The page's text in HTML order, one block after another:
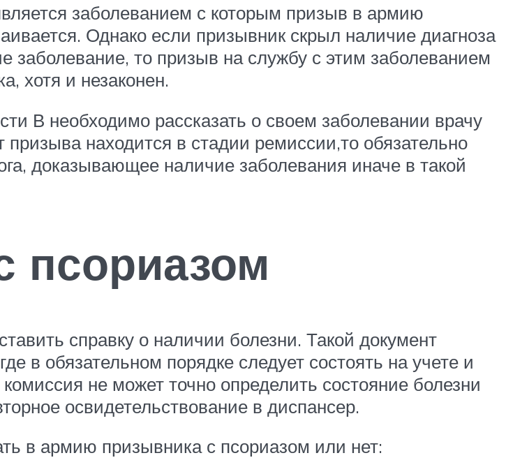
заболеванием с которым призыв в армию
Однако если призывник скрыл наличие диагноза
заболевание, то призыв на службу с этим заболеванием
хотя и незаконен.
В необходимо рассказать о своем заболевании врачу
находится в стадии ремиссии,то обязательно
доказывающее наличие заболевания иначе в такой
псориазом
справку о наличии болезни. Такой документ
в обязательном порядке следует состоять на учете и
не может точно определить состояние болезни
освидетельствование в диспансер.
в армию призывника с псориазом или нет: